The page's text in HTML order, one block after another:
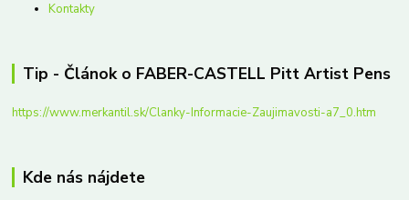
Kontakty
Tip - Článok o FABER-CASTELL Pitt Artist Pens
https://www.merkantil.sk/Clanky-Informacie-Zaujimavosti-a7_0.htm
Kde nás nájdete